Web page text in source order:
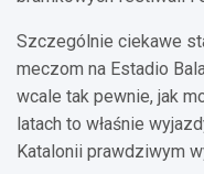
Szczególnie ciekawe
meczom na Estadio
wcale tak pewnie, jak
latach to właśnie
Katalonii prawdziwym